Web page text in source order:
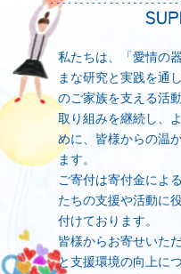
私たちは、「愛情の
まな研究と実践を通
のご家族を支える活
取り組みを継続し、
めに、皆様からの温
ます。
ご寄付は寄付金によ
たちの支援や活動に
付けております。
皆様からお寄せいた
と支援環境の向上に